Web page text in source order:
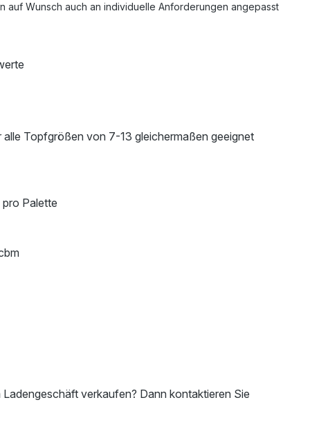
auf Wunsch auch an individuelle Anforderungen angepasst
alle Topfgrößen von 7-13 gleichermaßen geeignet
Palette
verkaufen? Dann kontaktieren Sie